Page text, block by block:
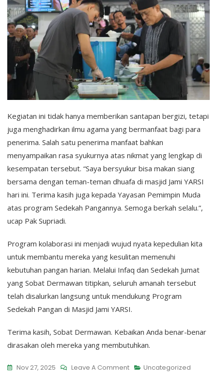
Kegiatan ini tidak hanya memberikan santapan bergizi, tetapi
juga menghadirkan ilmu agama yang bermanfaat bagi para
penerima. Salah satu penerima manfaat bahkan
menyampaikan rasa syukurnya atas nikmat yang lengkap di
kesempatan tersebut. “Saya bersyukur bisa makan siang
bersama dengan teman-teman dhuafa di masjid Jami YARSI
hari ini. Terima kasih juga kepada Yayasan Pemimpin Muda
atas program Sedekah Pangannya. Semoga berkah selalu.”,
ucap Pak Supriadi.
Program kolaborasi ini menjadi wujud nyata kepedulian kita
untuk membantu mereka yang kesulitan memenuhi
kebutuhan pangan harian. Melalui Infaq dan Sedekah Jumat
yang Sobat Dermawan titipkan, seluruh amanah tersebut
telah disalurkan langsung untuk mendukung Program
Sedekah Pangan di Masjid Jami YARSI.
Terima kasih, Sobat Dermawan. Kebaikan Anda benar-benar
dirasakan oleh mereka yang membutuhkan.
Nov 27, 2025 Leave A CommentOn Uncategorized